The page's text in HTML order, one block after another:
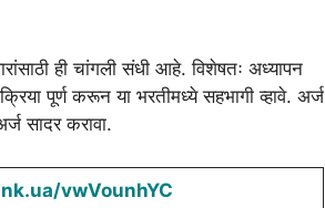
ही चांगली संधी आहे. विशेषतः अध्यापन
पूर्ण करून या भरतीमध्ये सहभागी व्हावे. अर्ज
सादर करावा.
vwVounhYC